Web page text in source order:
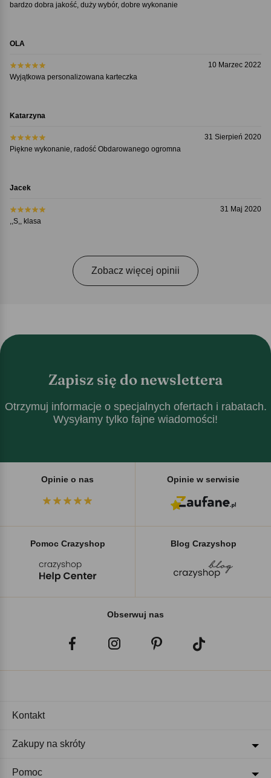
bardzo dobra jakość, duży wybór, dobre wykonanie
OLA
10 Marzec 2022
Wyjątkowa personalizowana karteczka
Katarzyna
31 Sierpień 2020
Piękne wykonanie, radość Obdarowanego ogromna
Jacek
31 Maj 2020
,,S,, klasa
Zobacz więcej opinii
Zapisz się do newslettera
Otrzymuj informacje o specjalnych ofertach i rabatach.
Wysyłamy tylko fajne wiadomości!
Opinie o nas Opinie w serwisie
Pomoc Crazyshop Blog Crazyshop
Obserwuj nas
Kontakt
Zakupy na skróty
Pomoc